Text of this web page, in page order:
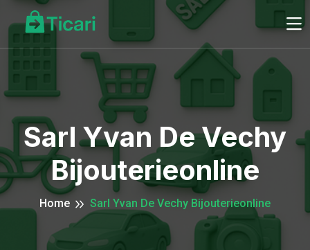
Sarl Yvan De Vechy
Bijouterieonline
Home Sarl Yvan De Vechy Bijouterieonline